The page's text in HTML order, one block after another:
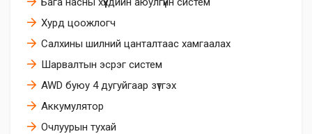
Хурд цоожлогч
Салхины шилний цанталтаас хамгаалах
Шарвалтын эсрэг систем
AWD буюу 4 дугуйгаар зүтгэх
Аккумулятор
Очлуурын тухай